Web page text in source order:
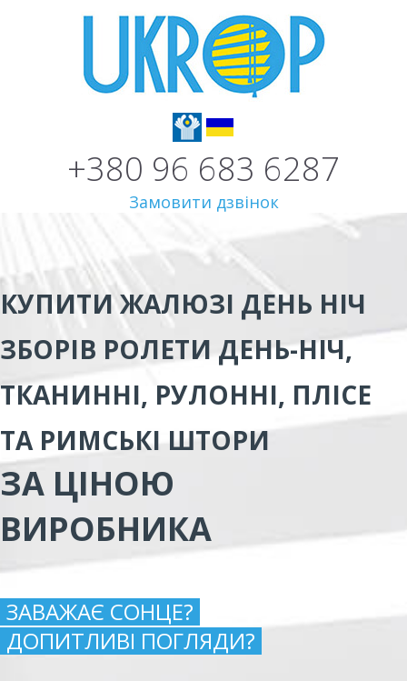
+380 96 683 6287
Замовити дзвінок
КУПИТИ ЖАЛЮЗІ ДЕНЬ НІЧ
ЗБОРІВ РОЛЕТИ ДЕНЬ-НІЧ,
ТКАНИННІ, РУЛОННІ, ПЛІСЕ
ТА РИМСЬКІ ШТОРИ
ЗА ЦІНОЮ
ВИРОБНИКА
ЗАВАЖАЄ СОНЦЕ?
ДОПИТЛИВІ ПОГЛЯДИ?